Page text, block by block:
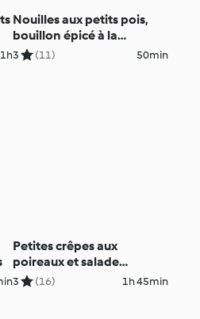
1h
Nouilles aux petits pois,
bouillon épicé à la
coriandre
3 (11) 50min
Petites crêpes aux
poireaux et salade
d’endives
3 (16) 1h 45min